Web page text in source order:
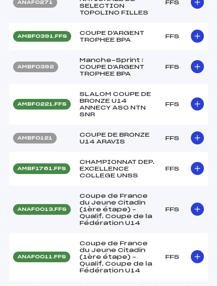
ANAF0271
SELECTION
TOPOLINO FILLES
FFS
AMBF0391.FFS
COUPE D'ARGENT
TROPHEE BPA
FFS
AMBF0392
Manche-Sprint :
COUPE D'ARGENT
TROPHEE BPA
FFS
AMBF0221.FFS
SLALOM COUPE DE
BRONZE U14
ANNECY ASO NTN
SNR
FFS
AMBF0121
COUPE DE BRONZE
U14 ARAVIS
FFS
AMBF1761.FFS
CHAMPIONNAT DEP.
EXCELLENCE
COLLEGE UNSS
FFS
ANAF0013.FFS
Coupe de France
du Jeune Citadin
(1ère étape) –
Qualif. Coupe de la
Fédération U14
FFS
ANAF0011.FFS
Coupe de France
du Jeune Citadin
(1ère étape) –
Qualif. Coupe de la
Fédération U14
FFS